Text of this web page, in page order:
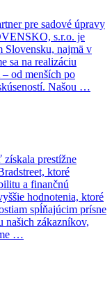
pre sadové úpravy
s.r.o. je
Slovensku, najmä v
sa na realizáciu
od menších po
Našou …
získala prestížne
ktoré
a finančnú
hodnotenia, ktoré
spĺňajúcim prísne
našich zákazníkov,
…